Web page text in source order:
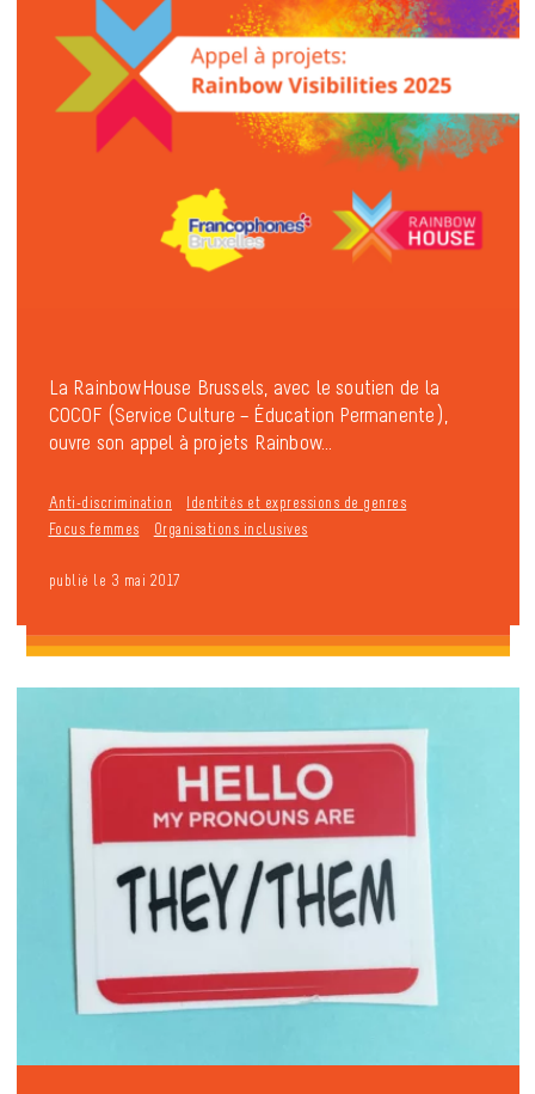
La RainbowHouse Brussels, avec le soutien de la
COCOF (Service Culture – Éducation Permanente),
ouvre son appel à projets Rainbow...
Anti-discrimination
Identités et expressions de genres
Focus femmes
Organisations inclusives
publié le 3 mai 2017